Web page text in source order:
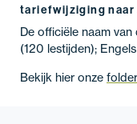
tariefwijziging
De officiële naam
(120 lestijden);
Bekijk hier onze